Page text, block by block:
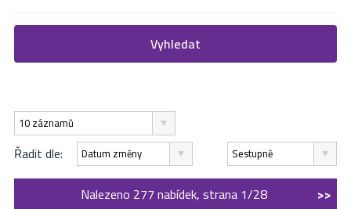
Vyhledat
10 záznamů
Řadit dle: Datum změny Sestupně
Nalezeno 277 nabídek, strana 1/28
>>